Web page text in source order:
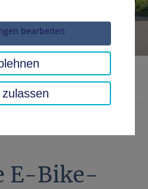
Landkreis
Aktuelles
E-Bike-
bearbeiten